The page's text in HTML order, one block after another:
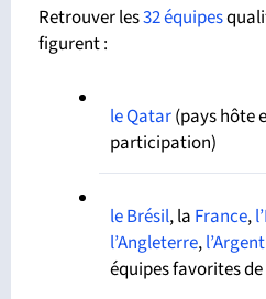
Retrouver les32 équipes
figurent :
le Qatar(pays hôte
participation)
le Brésil, la France,
l’Angleterre,
équipes favorites